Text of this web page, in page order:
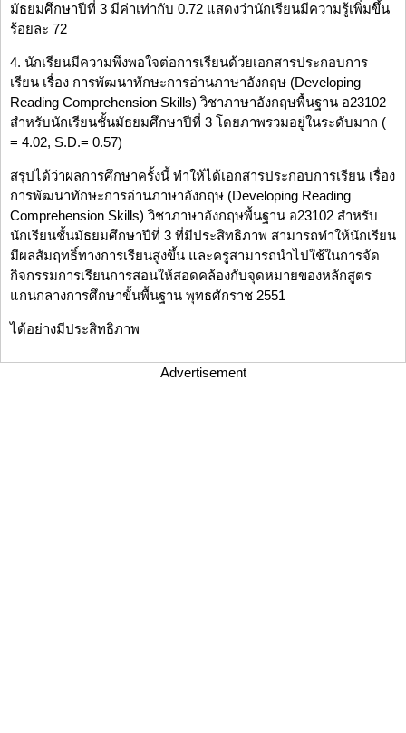
มัธยมศึกษาปีที่ 3 มีค่าเท่ากับ 0.72 แสดงว่านักเรียนมีความรู้เพิ่มขึ้น
ร้อยละ 72
4. นักเรียนมีความพึงพอใจต่อการเรียนด้วยเอกสารประกอบการ
เรียน เรื่อง การพัฒนาทักษะการอ่านภาษาอังกฤษ (Developing
Reading Comprehension Skills) วิชาภาษาอังกฤษพื้นฐาน อ23102
สำหรับนักเรียนชั้นมัธยมศึกษาปีที่ 3 โดยภาพรวมอยู่ในระดับมาก (
= 4.02, S.D.= 0.57)
สรุปได้ว่าผลการศึกษาครั้งนี้ ทำให้ได้เอกสารประกอบการเรียน เรื่อง
การพัฒนาทักษะการอ่านภาษาอังกฤษ (Developing Reading
Comprehension Skills) วิชาภาษาอังกฤษพื้นฐาน อ23102 สำหรับ
นักเรียนชั้นมัธยมศึกษาปีที่ 3 ที่มีประสิทธิภาพ สามารถทำให้นักเรียน
มีผลสัมฤทธิ์ทางการเรียนสูงขึ้น และครูสามารถนำไปใช้ในการจัด
กิจกรรมการเรียนการสอนให้สอดคล้องกับจุดหมายของหลักสูตร
แกนกลางการศึกษาขั้นพื้นฐาน พุทธศักราช 2551
ได้อย่างมีประสิทธิภาพ
Advertisement